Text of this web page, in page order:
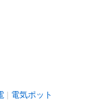
電気ポット